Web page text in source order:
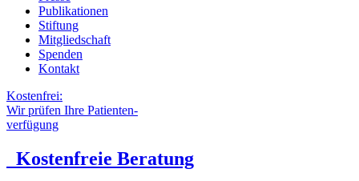
Publikationen
Stiftung
Mitgliedschaft
Spenden
Kontakt
Kostenfrei:
Wir prüfen Ihre Patienten-
verfügung
Kostenfreie Beratung